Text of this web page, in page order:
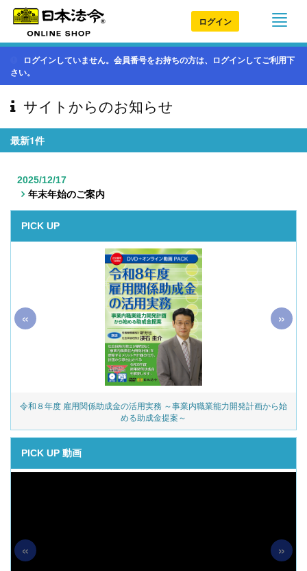
ログイン
ログインしていません。会員番号をお持ちの方は、ログインしてご利用下
さい。
サイトからのお知らせ
最新1件
2025/12/17
年末年始のご案内
PICK UP
令和８年度 雇用関係助成金の活用実務 ～事業内職業能力開発計画から始
める助成金提案～
« »
PICK UP 動画
« »